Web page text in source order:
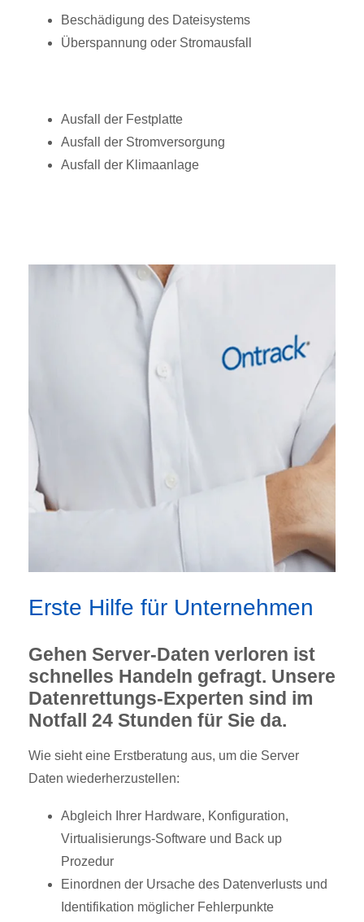
Beschädigung des Dateisystems
Überspannung oder Stromausfall
Ausfall der Festplatte
Ausfall der Stromversorgung
Ausfall der Klimaanlage
Erste Hilfe für Unternehmen
Gehen Server-Daten verloren ist
schnelles Handeln gefragt. Unsere
Datenrettungs-Experten sind im
Notfall 24 Stunden für Sie da.
Wie sieht eine Erstberatung aus, um die Server
Daten wiederherzustellen:
Abgleich Ihrer Hardware, Konfiguration,
Virtualisierungs-Software und Back up
Prozedur
Einordnen der Ursache des Datenverlusts und
Identifikation möglicher Fehlerpunkte